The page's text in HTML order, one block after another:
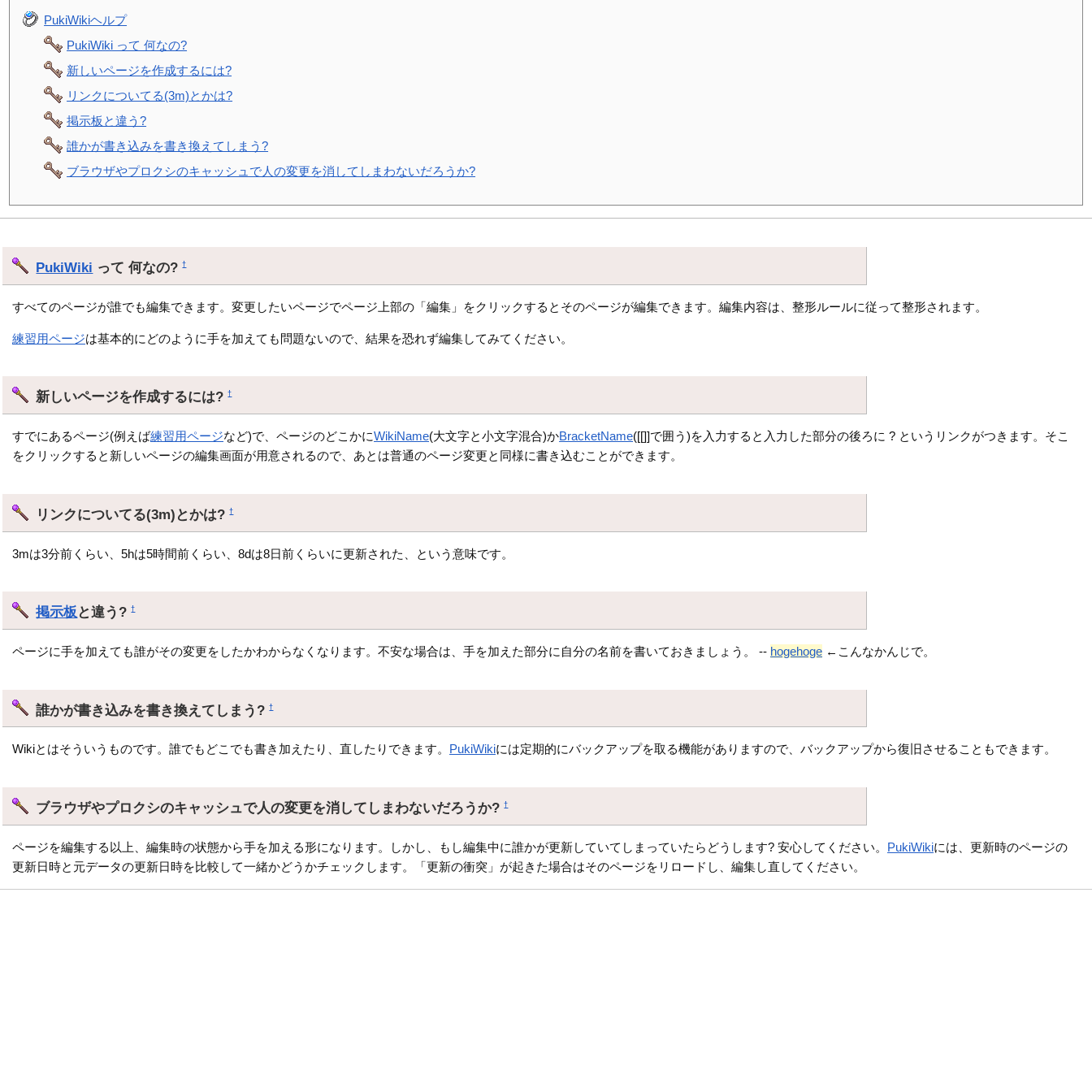
PukiWikiヘルプ
PukiWiki って 何なの?
新しいページを作成するには?
リンクについてる(3m)とかは?
掲示板と違う?
誰かが書き込みを書き換えてしまう?
ブラウザやプロクシのキャッシュで人の変更を消してしまわないだろうか?
PukiWiki って 何なの?†
すべてのページが誰でも編集できます。変更したいページでページ上部の「編集」をクリックするとそのページが編集できます。編集内容は、整形ルールに従って整形されます。
練習用ページは基本的にどのように手を加えても問題ないので、結果を恐れず編集してみてください。
新しいページを作成するには?†
すでにあるページ(例えば練習用ページなど)で、ページのどこかにWikiName(大文字と小文字混合)かBracketName([[]]で囲う)を入力すると入力した部分の後ろに ? というリンクがつきます。そこ
をクリックすると新しいページの編集画面が用意されるので、あとは普通のページ変更と同様に書き込むことができます。
リンクについてる(3m)とかは?†
3mは3分前くらい、5hは5時間前くらい、8dは8日前くらいに更新された、という意味です。
掲示板 と違う?†
ページに手を加えても誰がその変更をしたかわからなくなります。不安な場合は、手を加えた部分に自分の名前を書いておきましょう。 -- hogehoge ←こんなかんじで。
誰かが書き込みを書き換えてしまう?†
Wikiとはそういうものです。誰でもどこでも書き加えたり、直したりできます。 PukiWikiには定期的にバックアップを取る機能がありますので、バックアップから復旧させることもできます。
ブラウザやプロクシのキャッシュで人の変更を消してしまわないだろうか?†
ページを編集する以上、編集時の状態から手を加える形になります。しかし、もし編集中に誰かが更新していてしまっていたらどうします? 安心してください。 PukiWikiには、更新時のページの
更新日時と元データの更新日時を比較して一緒かどうかチェックします。「更新の衝突」が起きた場合はそのページをリロードし、編集し直してください。